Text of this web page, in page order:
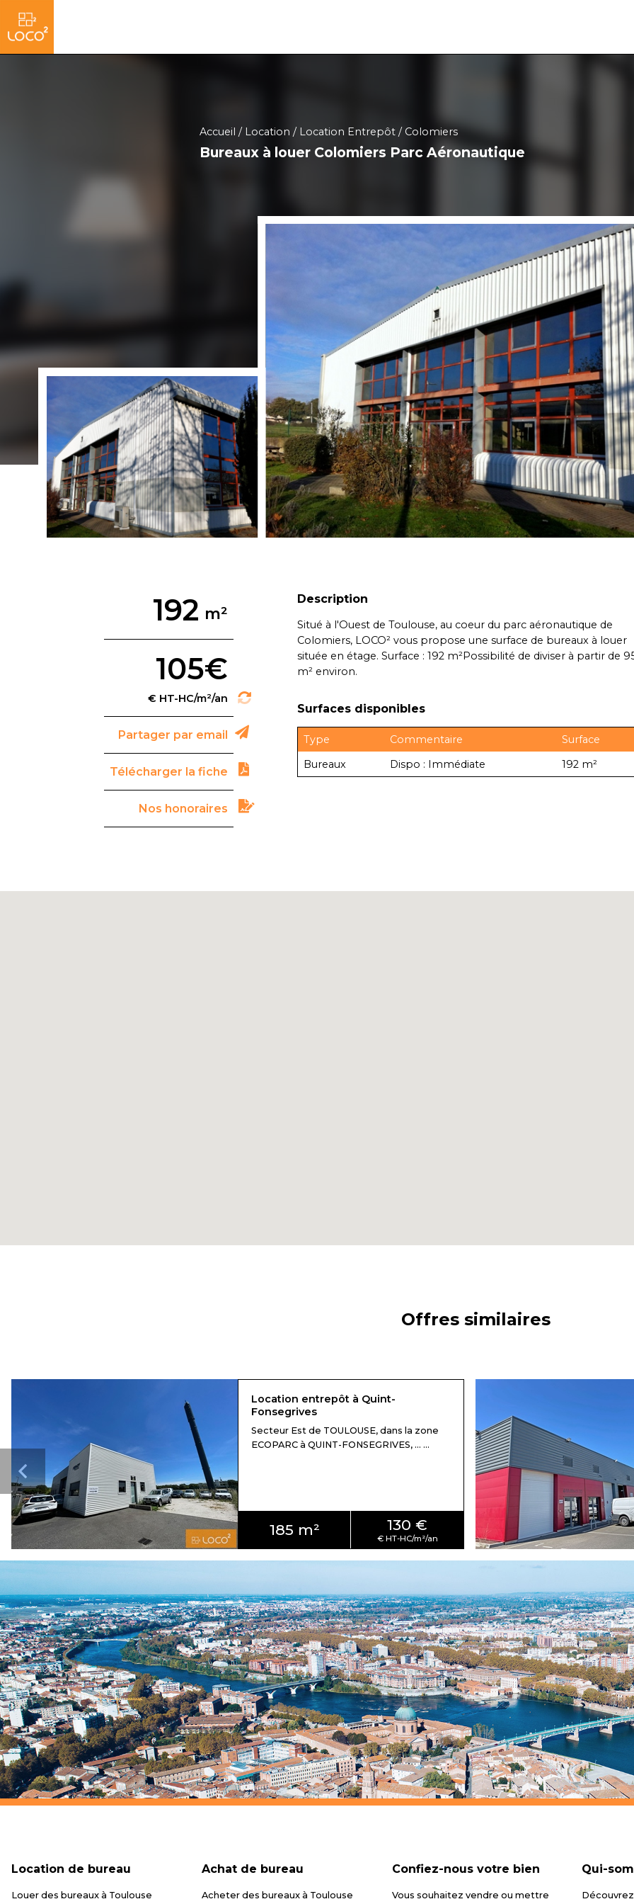
Bureaux à louer Colomiers Parc Aéronautique
Accueil Location Location Entrepôt Colomiers
192
105€
Partager par email
Télécharger la fiche
Nos honoraires
Description
Situé à l'Ouest de Toulouse, au coeur du parc aéronautique de
Colomiers, LOCO² vous propose une surface de bureaux à louer
située en étage. Surface : 192 m²Possibilité de diviser à partir de
m² environ.
Surfaces disponibles
Type Commentaire
Surface
Bureaux
Dispo : Immédiate 192 m²
Offres similaires
Location entrepôt à Quint-
Fonsegrives
Secteur Est de TOULOUSE, dans la zone
ECOPARC à QUINT-FONSEGRIVES, ... ...
185 m² 130 €
Location de bureau
Louer des bureaux à Toulouse
Achat de bureau
Acheter des bureaux à Toulouse
Confiez-nous votre bien
Vous souhaitez vendre ou mettre
Qui-